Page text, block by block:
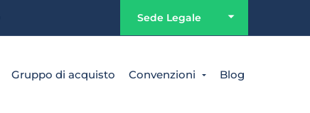
Sede Legale
Gruppo di acquisto Convenzioni Blog